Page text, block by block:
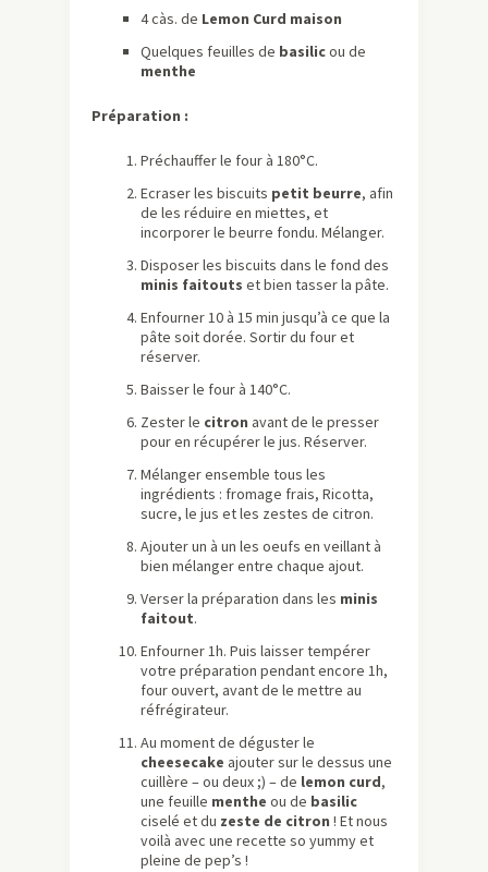
4 càs. de Lemon Curd maison
Quelques feuilles de basilicou de
menthe
Préparation :
Préchauffer le four à 180°C.
Ecraser les biscuits petit beurre, afin
de les réduire en miettes, et
incorporer le beurre fondu. Mélanger.
Disposer les biscuits dans le fond des
minis faitouts et bien tasser la pâte.
Enfourner 10 à 15 min jusqu’à ce que la
pâte soit dorée. Sortir du four et
réserver.
Baisser le four à 140°C.
Zester le citron avant de le presser
pour en récupérer le jus. Réserver.
Mélanger ensemble tous les
ingrédients : fromage frais, Ricotta,
sucre, le jus et les zestes de citron.
Ajouter un à un les oeufs en veillant à
bien mélanger entre chaque ajout.
Verser la préparation dans les minis
faitout.
Enfourner 1h. Puis laisser tempérer
votre préparation pendant encore 1h,
four ouvert, avant de le mettre au
réfrégirateur.
Au moment de déguster le
cheesecake ajouter sur le dessus une
cuillère – ou deux ;) – de lemon curd,
une feuille menthe ou de basilic
ciselé et du zeste de citron ! Et nous
voilà avec une recette so yummy et
pleine de pep’s !